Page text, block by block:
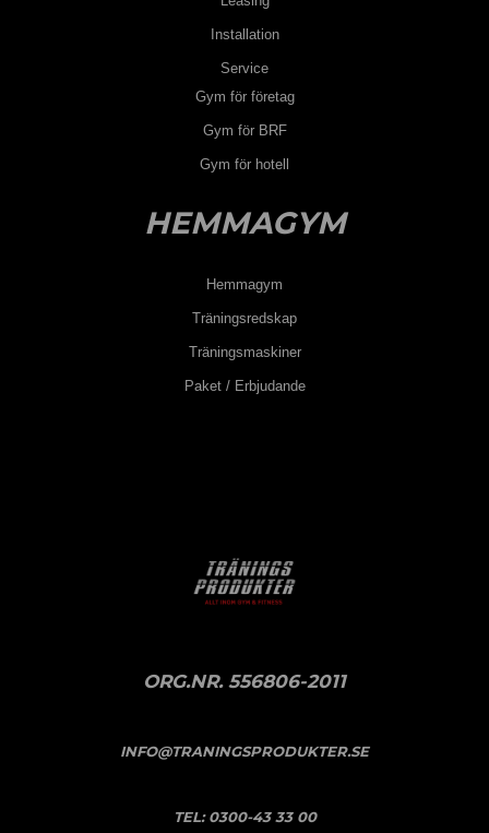
Installation
Service
Gym för företag
Gym för BRF
Gym för hotell
HEMMAGYM
Hemmagym
Träningsredskap
Träningsmaskiner
Paket / Erbjudande
ORG.NR. 556806-2011
INFO@TRANINGSPRODUKTER.SE
TEL:0300-43 33 00